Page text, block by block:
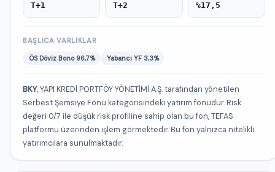
T+1 T+2 %17,5
BAŞLICA VARLIKLAR
ÖS Döviz Bono 96,7% Yabancı YF 3,3%
BKY, YAPI KREDİ PORTFÖY YÖNETİMİ A.Ş. tarafından yönetilen
Serbest Şemsiye Fonu kategorisindeki yatırım fonudur. Risk
değeri 0/7 ile düşük risk profiline sahip olan bu fon, TEFAS
platformu üzerinden işlem görmektedir. Bu fon yalnızca nitelikli
yatırımcılara sunulmaktadır.